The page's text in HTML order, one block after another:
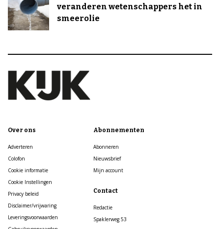
veranderen wetenschappers het in
smeerolie
Over ons
Adverteren
Colofon
Cookie informatie
Cookie Instellingen
Privacy beleid
Disclaimer/vrijwaring
Leveringsvoorwaarden
Abonnementen
Abonneren
Nieuwsbrief
Mijn account
Contact
Redactie
Spaklerweg 53